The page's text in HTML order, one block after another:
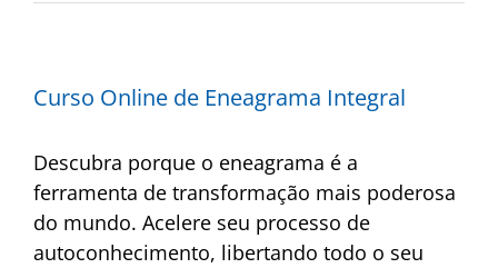
Curso Online de Eneagrama Integral
Descubra porque o eneagrama é a
ferramenta de transformação mais poderosa
do mundo. Acelere seu processo de
autoconhecimento, libertando todo o seu